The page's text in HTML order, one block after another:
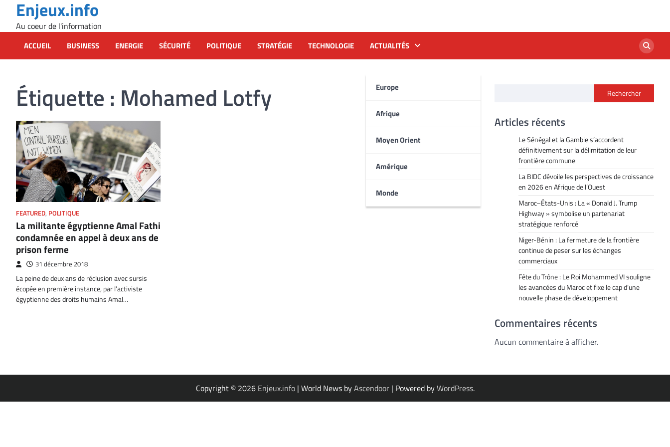
content
Enjeux.info
Au coeur de l'information
ACCUEIL BUSINESS ENERGIE SÉCURITÉ POLITIQUE STRATÉGIE TECHNOLOGIE ACTUALITÉS
Europe
Afrique
Moyen Orient
Amérique
Monde
Étiquette : Mohamed Lotfy
FEATURED, POLITIQUE
La militante égyptienne Amal Fathi
condamnée en appel à deux ans de
prison ferme
31 décembre 2018
La peine de deux ans de réclusion avec sursis
écopée en première instance, par l’activiste
égyptienne des droits humains Amal…
Rechercher
Articles récents
Le Sénégal et la Gambie s’accordent
définitivement sur la délimitation de leur
frontière commune
La BIDC dévoile les perspectives de croissance
en 2026 en Afrique de l’Ouest
Maroc–États-Unis : La « Donald J. Trump
Highway » symbolise un partenariat
stratégique renforcé
Niger-Bénin : La fermeture de la frontière
continue de peser sur les échanges
commerciaux
Fête du Trône : Le Roi Mohammed VI souligne
les avancées du Maroc et fixe le cap d’une
nouvelle phase de développement
Commentaires récents
Aucun commentaire à afficher.
Copyright © 2026 Enjeux.info| World News byAscendoor| Powered byWordPress.